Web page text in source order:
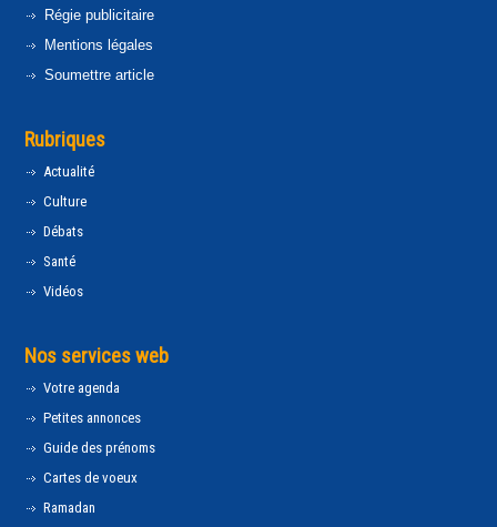
Régie publicitaire
Mentions légales
Soumettre article
Rubriques
Actualité
Culture
Débats
Santé
Vidéos
Nos services web
Votre agenda
Petites annonces
Guide des prénoms
Cartes de voeux
Ramadan